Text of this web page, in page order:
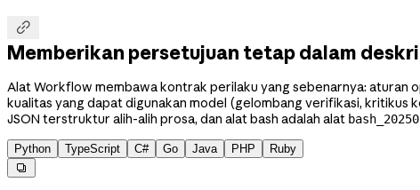

Memberikan persetujuan tetap dalam
Alat Workflow membawa kontrak perilaku yang sebenarnya: aturan
kualitas yang dapat digunakan model (gelombang verifikasi, kritikus
JSON terstruktur alih-alih prosa, dan alat bash adalah alat
Python TypeScript C# Go Java PHP Ruby
